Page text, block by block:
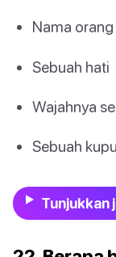
Nama
Sebuah hati
Wajahnya
Sebuah
Tunjukkan